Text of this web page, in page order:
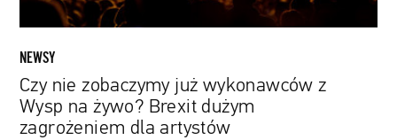
Brexit
dużym
zagrożeniem
artystów
NEWSY
Czy nie zobaczymy już wykonawców z
Wysp na żywo? Brexit dużym
zagrożeniem dla artystów